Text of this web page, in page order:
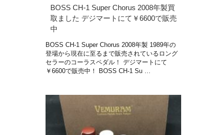
BOSS CH-1 Super Chorus 2008年製買
取ました デジマートにて￥6600で販売
中
BOSS CH-1 Super Chorus 2008年製 1989年の
登場から現在に至るまで販売されているロング
セラーのコーラスペダル！ デジマートにて
￥6600で販売中！ BOSS CH-1 Su …